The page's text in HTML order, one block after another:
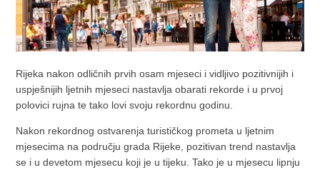
Rijeka nakon odličnih prvih osam mjeseci i vidljivo pozitivnijih i
uspješnijih ljetnih mjeseci nastavlja obarati rekorde i u prvoj
polovici rujna te tako lovi svoju rekordnu godinu.
Nakon rekordnog ostvarenja turističkog prometa u ljetnim
mjesecima na području grada Rijeke, pozitivan trend nastavlja
se i u devetom mjesecu koji je u tijeku. Tako je u mjesecu lipnju